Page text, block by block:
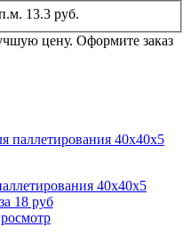
13.3 руб.
цену. Оформите заказ
паллетирования 40x40x5